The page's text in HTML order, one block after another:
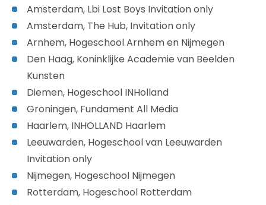
Amsterdam, Lbi Lost Boys Invitation only
Amsterdam, The Hub, Invitation only
Arnhem, Hogeschool Arnhem en Nijmegen
Den Haag, Koninklijke Academie van Beelden
Kunsten
Diemen, Hogeschool INHolland
Groningen, Fundament All Media
Haarlem, INHOLLAND Haarlem
Leeuwarden, Hogeschool van Leeuwarden
Invitation only
Nijmegen, Hogeschool Nijmegen
Rotterdam, Hogeschool Rotterdam